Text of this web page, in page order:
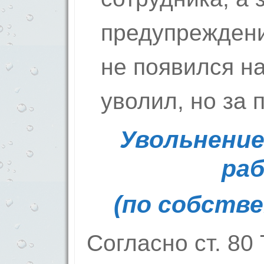
не появился
уволил, но за
(по
Согласно ст.